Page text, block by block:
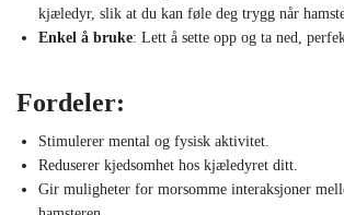
kjæledyr, slik at du kan føle deg trygg når
Enkel å bruke: Lett å sette opp og ta ned,
Fordeler:
Stimulerer mental og fysisk aktivitet.
Reduserer kjedsomhet hos kjæledyret ditt.
Gir muligheter for morsomme interaksjoner